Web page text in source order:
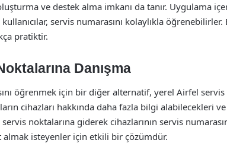
ve destek alma imkanı da tanır. Uygulama
servis numarasını kolaylıkla
pratiktir.
Danışma
öğrenmek için bir diğer alternatif, yerel Airfel servis
cihazları hakkında daha fazla bilgi alabilecekleri
servis noktalarına giderek cihazlarının servis
isteyenler için etkili bir çözümdür.